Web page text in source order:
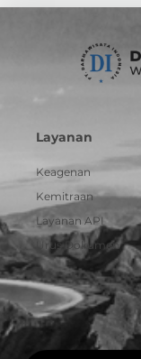
Layanan
Keagenan
Kemitraan
Layanan API
Urus Dokumen